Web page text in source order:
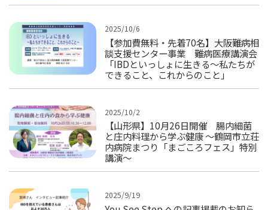
2025/10/6
【参加費無料・先着70名】大阪難病相
談支援センター事業 難病医療講演会
「IBDといっしょに生きる～私たちが
できること、これからのこと」
2025/10/2
【山形県】10月26日開催 腸内細菌
と庄内料理から学ぶ健康 ～鶴岡市立荘
内病院まつり「まごころフェス」特別
講演～
2025/9/19